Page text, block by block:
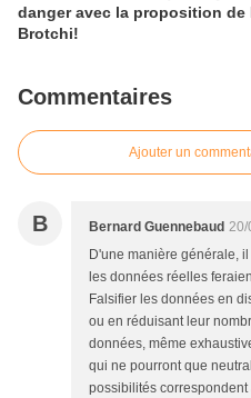
danger avec la proposition de
Brotchi!
Commentaires
Ajouter un
B Bernard Guennebaud 20/
D'une manière générale,
les données réelles
Falsifier les données en
ou en réduisant leur
données, même
qui ne pourront que
possibilités